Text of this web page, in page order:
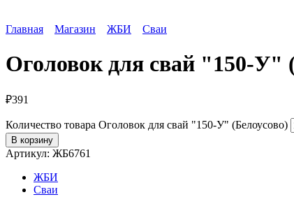
Главная Магазин ЖБИ Сваи
Оголовок для свай "150-У"
₽391
Количество товара Оголовок для свай "150-У" (Белоусово)
В корзину
Артикул: ЖБ6761
ЖБИ
Сваи